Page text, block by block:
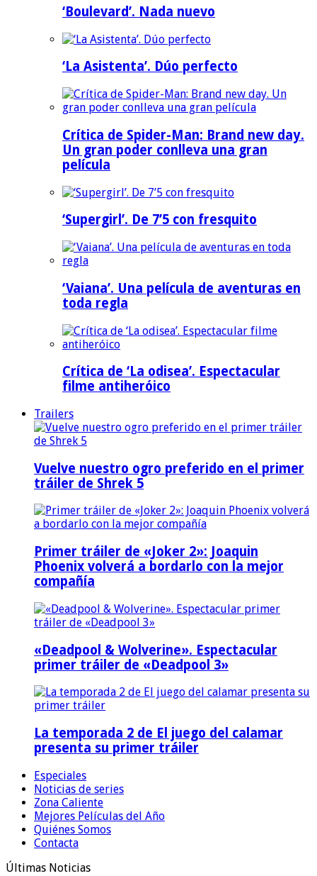
‘Boulevard’. Nada nuevo
‘La Asistenta’. Dúo perfecto
Crítica de Spider-Man: Brand new day.
Un gran poder conlleva una gran
película
‘Supergirl’. De 7’5 con fresquito
‘Vaiana’. Una película de aventuras en
toda regla
Crítica de ‘La odisea’. Espectacular
filme antiheróico
Trailers
Vuelve nuestro ogro preferido en el primer
tráiler de Shrek 5
Primer tráiler de «Joker 2»: Joaquin
Phoenix volverá a bordarlo con la mejor
compañía
«Deadpool & Wolverine». Espectacular
primer tráiler de «Deadpool 3»
La temporada 2 de El juego del calamar
presenta su primer tráiler
Especiales
Noticias de series
Zona Caliente
Mejores Películas del Año
Quiénes Somos
Contacta
Últimas Noticias